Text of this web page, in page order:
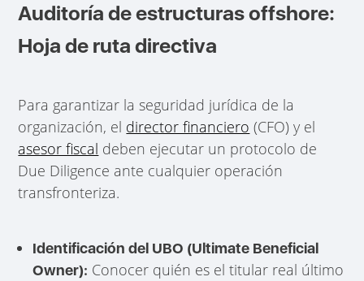
Auditoría de estructuras offshore:
Hoja de ruta directiva
Para garantizar la seguridad jurídica de la
organización, el director financiero (CFO) y el
asesor fiscal deben ejecutar un protocolo de
Due Diligence ante cualquier operación
transfronteriza.
Identificación del UBO (Ultimate Beneficial
Owner): Conocer quién es el titular real último